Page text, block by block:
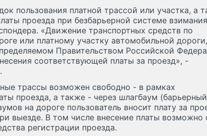
пользования платной трассой или участка, а
проезда при безбарьерной системе взимания
«Движение транспортных средств по
или платному участку автомобильной дороги,
Правительством Российской
соответствующей платы за проезд», -
трассы возможен свободно - в рамках
проезда, а также - через шлагбаум (барьерный
на дороге пользователь вносит плату за
выезде. В том числе внесение платы возможно
регистрации проезда.